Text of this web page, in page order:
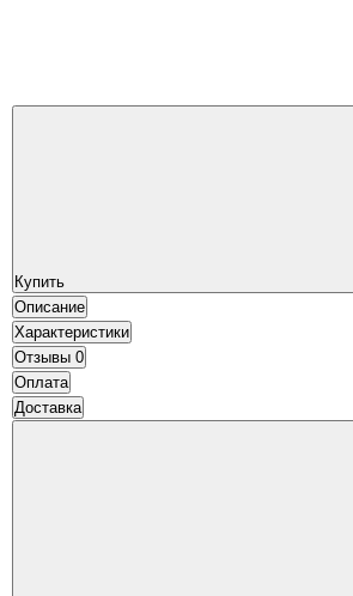
Купить
Описание
Характеристики
Отзывы 0
Оплата
Доставка